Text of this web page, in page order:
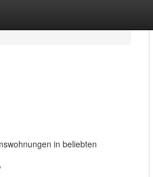
in beliebten